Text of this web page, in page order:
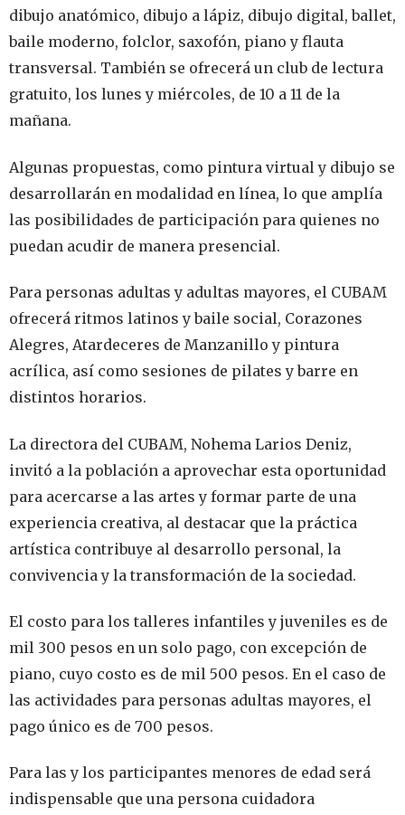
dibujo anatómico, dibujo a lápiz, dibujo digital, ballet,
baile moderno, folclor, saxofón, piano y flauta
transversal. También se ofrecerá un club de lectura
gratuito, los lunes y miércoles, de 10 a 11 de la
mañana.
Algunas propuestas, como pintura virtual y dibujo se
desarrollarán en modalidad en línea, lo que amplía
las posibilidades de participación para quienes no
puedan acudir de manera presencial.
Para personas adultas y adultas mayores, el CUBAM
ofrecerá ritmos latinos y baile social, Corazones
Alegres, Atardeceres de Manzanillo y pintura
acrílica, así como sesiones de pilates y barre en
distintos horarios.
La directora del CUBAM, Nohema Larios Deniz,
invitó a la población a aprovechar esta oportunidad
para acercarse a las artes y formar parte de una
experiencia creativa, al destacar que la práctica
artística contribuye al desarrollo personal, la
convivencia y la transformación de la sociedad.
El costo para los talleres infantiles y juveniles es de
mil 300 pesos en un solo pago, con excepción de
piano, cuyo costo es de mil 500 pesos. En el caso de
las actividades para personas adultas mayores, el
pago único es de 700 pesos.
Para las y los participantes menores de edad será
indispensable que una persona cuidadora